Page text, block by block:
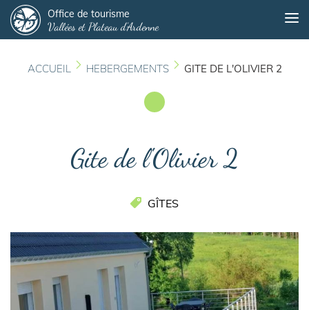
au
contenu
principal
Office de tourisme
Vallées et Plateau d'Ardenne
ACCUEIL HEBERGEMENTS GITE DE L'OLIVIER 2
Gite de l'Olivier 2
GÎTES
Panneau de gestion des cookies